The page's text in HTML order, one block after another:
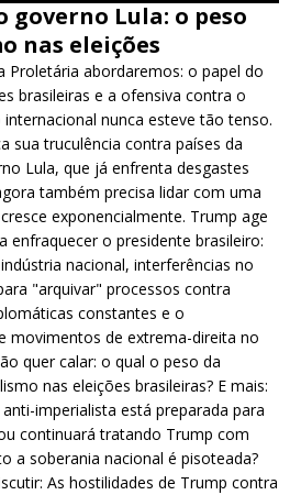
governo Lula: o peso
nas eleições
Proletária abordaremos: o papel do
brasileiras e a ofensiva contra o
nunca esteve tão tenso.
sua truculência contra países da
Lula, que já enfrenta desgastes
também precisa lidar com uma
exponencialmente. Trump age
enfraquecer o presidente brasileiro:
nacional, interferências no
"arquivar" processos contra
constantes e o
movimentos de extrema-direita no
quer calar: o qual o peso da
nas eleições brasileiras? E mais:
imperialista está preparada para
continuará tratando Trump com
a soberania nacional é pisoteada?
As hostilidades de Trump contra